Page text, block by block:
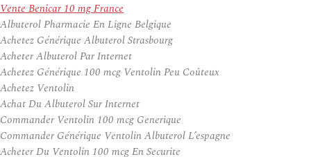
Vente Benicar 10 mg France
Albuterol Pharmacie En Ligne Belgique
Achetez Générique Albuterol Strasbourg
Acheter Albuterol Par Internet
Achetez Générique 100 mcg Ventolin Peu Coûteux
Achetez Ventolin
Achat Du Albuterol Sur Internet
Commander Ventolin 100 mcg Generique
Commander Générique Ventolin Albuterol L’espagne
Acheter Du Ventolin 100 mcg En Securite